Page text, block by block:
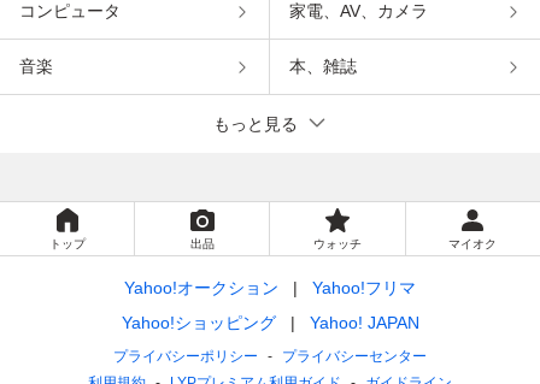
コンピュータ 家電、AV、カメラ
音楽 本、雑誌
もっと見る
トップ 出品 ウォッチ マイオク
Yahoo!オークション
Yahoo!フリマ
Yahoo!ショッピング
Yahoo! JAPAN
プライバシーポリシー
プライバシーセンター